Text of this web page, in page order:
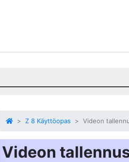
Z 8 Käyttöopas Videon
Videon